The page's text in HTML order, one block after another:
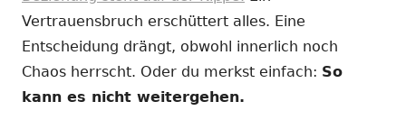
Vertrauensbruch erschüttert alles. Eine
Entscheidung drängt, obwohl innerlich noch
Chaos herrscht. Oder du merkst einfach: So
kann es nicht weitergehen.